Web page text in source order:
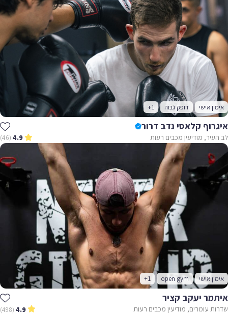
אימון אישי דופק גבוה +1
איגרוף קלאסי נדב דרור
לב העיר, מודיעין מכבים רעות 4.9
(46)
אימון אישי open gym
+1
איתמר יעקב קציר
שדרות עומרים, מודיעין מכבים רעות 4.9
(498)